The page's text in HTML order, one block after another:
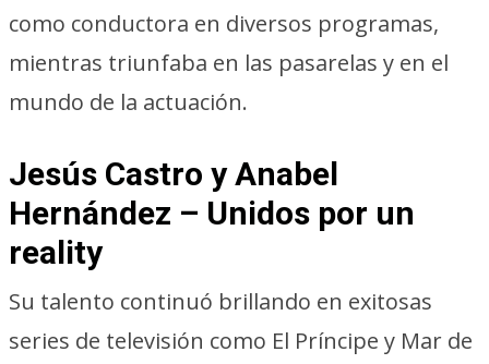
como conductora en diversos programas,
mientras triunfaba en las pasarelas y en el
mundo de la actuación.
Jesús Castro y Anabel
Hernández – Unidos por un
reality
Su talento continuó brillando en exitosas
series de televisión como El Príncipe y Mar de